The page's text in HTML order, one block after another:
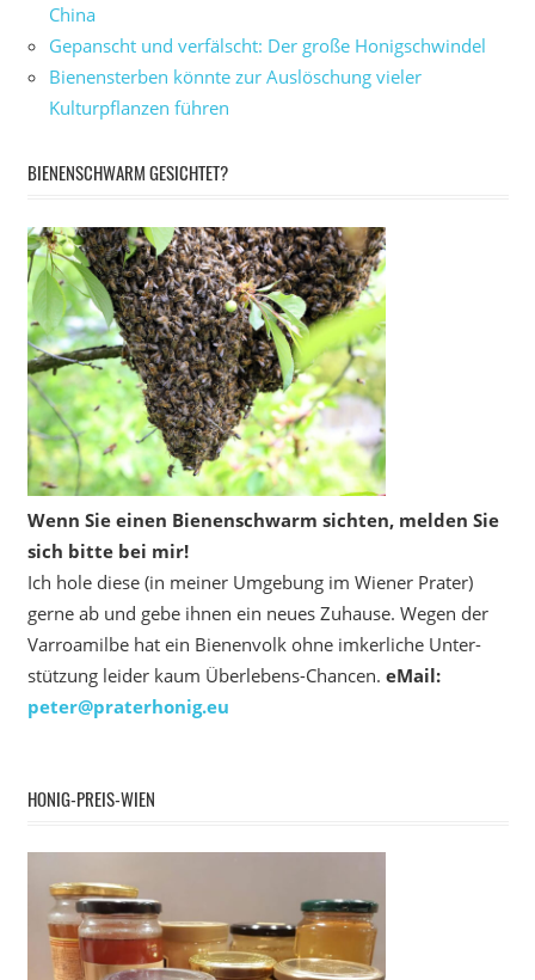
China
Gepanscht und verfälscht: Der große Honigschwindel
Bienensterben könnte zur Auslöschung vieler
Kulturpflanzen führen
BIENENSCHWARM GESICHTET?
Wenn Sie einen Bienenschwarm sichten, melden Sie
sich bitte bei mir!
Ich hole diese (in meiner Umgebung im Wiener Prater)
gerne ab und gebe ihnen ein neues Zuhause. Wegen der
Varroamilbe hat ein Bienenvolk ohne imkerliche Unter­
stützung leider kaum Überlebens-Chancen. eMail:
peter@praterhonig.eu
HONIG-PREIS-WIEN